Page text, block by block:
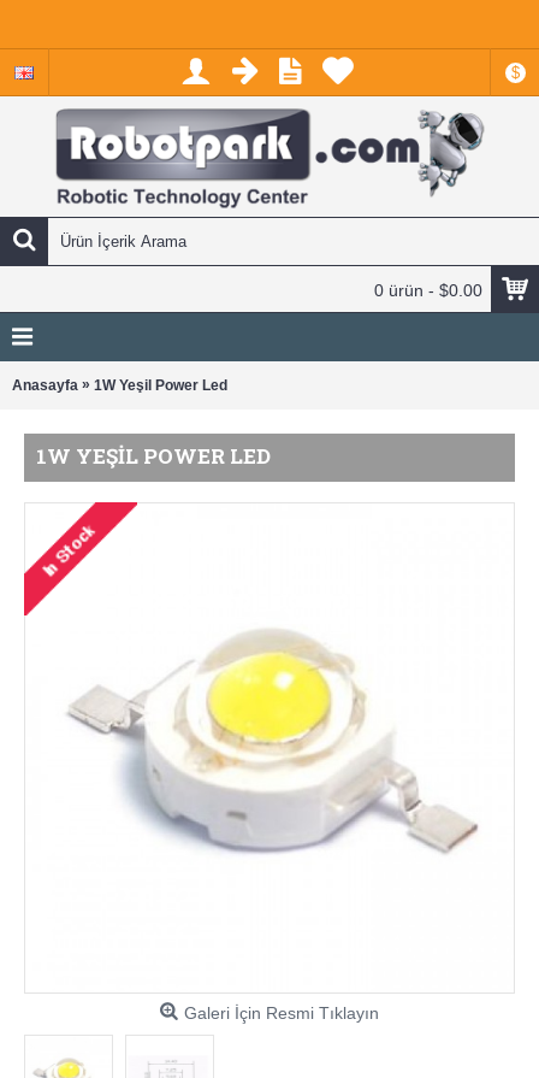
$
0 ürün - $0.00
Anasayfa » 1W Yeşil Power Led
1W YEŞIL POWER LED
Galeri İçin Resmi Tıklayın